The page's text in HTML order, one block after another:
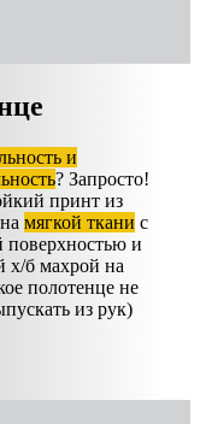
и
? Запросто!
принт из
мягкой ткани с
поверхностью и
х/б махрой на
полотенце не
из рук)